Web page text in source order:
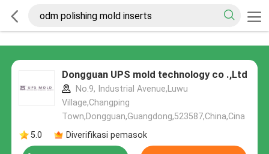
Dongguan UPS mold technology co .,Ltd
No.9, Industrial Avenue,Luwu
Village,Changping
Town,Dongguan,Guangdong,523587,China,Cina
5.0
Diverifikasi pemasok